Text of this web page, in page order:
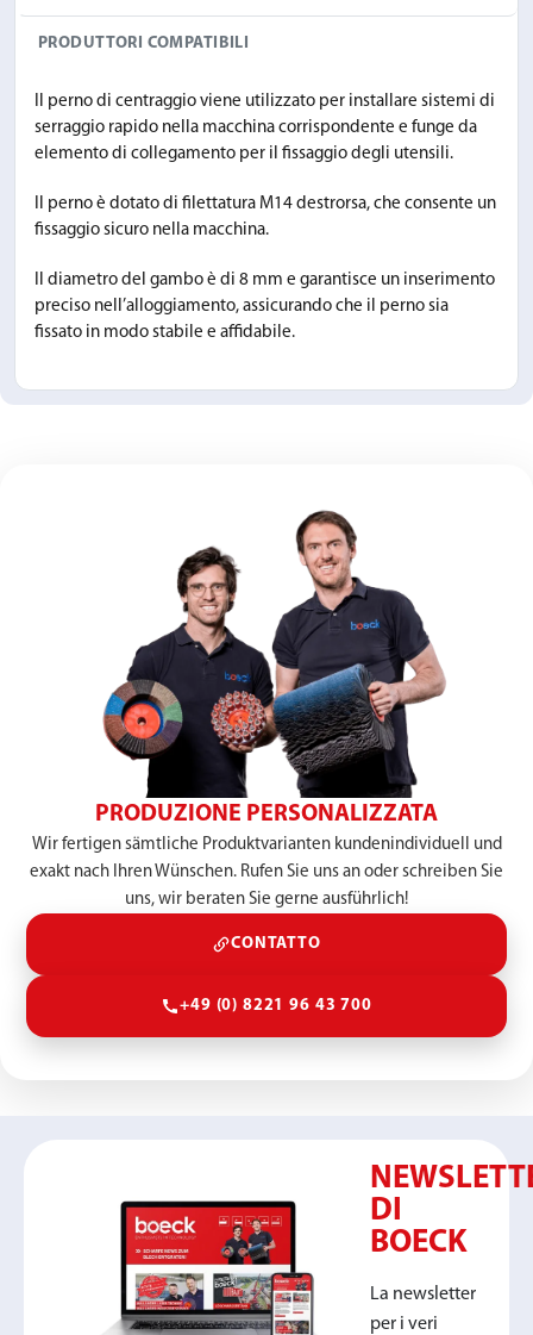
PRODUTTORI COMPATIBILI
Il perno di centraggio viene utilizzato per installare sistemi di
serraggio rapido nella macchina corrispondente e funge da
elemento di collegamento per il fissaggio degli utensili.
Il perno è dotato di filettatura M14 destrorsa, che consente un
fissaggio sicuro nella macchina.
Il diametro del gambo è di 8 mm e garantisce un inserimento
preciso nell’alloggiamento, assicurando che il perno sia
fissato in modo stabile e affidabile.
PRODUZIONE PERSONALIZZATA
Wir fertigen sämtliche Produktvarianten kundenindividuell und
exakt nach Ihren Wünschen. Rufen Sie uns an oder schreiben Sie
uns, wir beraten Sie gerne ausführlich!
CONTATTO
+49 (0) 8221 96 43 700
DI
BOECK
La newsletter
per i veri